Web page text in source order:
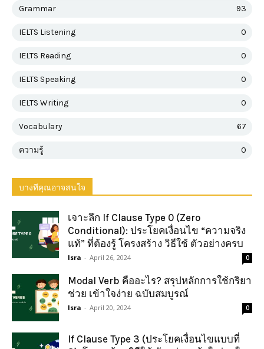
Grammar 93
IELTS Listening 0
IELTS Reading 0
IELTS Speaking 0
IELTS Writing 0
Vocabulary 67
ความรู้ 0
บางทีคุณอาจสนใจ
เจาะลึก If Clause Type 0 (Zero
Conditional): ประโยคเงื่อนไข “ความจริง
แท้” ที่ต้องรู้ โครงสร้าง วิธีใช้ ตัวอย่างครบ
Isra - April 26, 2024 0
Modal Verb คืออะไร? สรุปหลักการใช้กริยา
ช่วย เข้าใจง่าย ฉบับสมบูรณ์
Isra - April 20, 2024 0
If Clause Type 3 (ประโยคเงื่อนไขแบบที่